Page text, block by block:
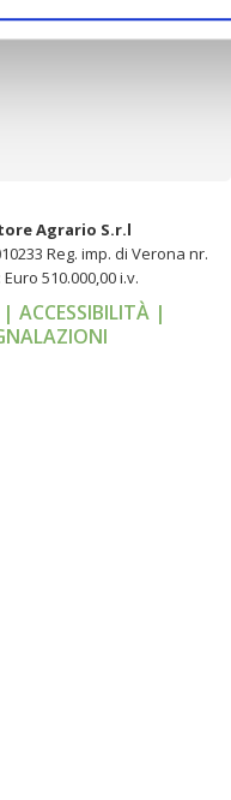
Agrario S.r.l
Reg. imp. di Verona nr.
510.000,00 i.v.
| ACCESSIBILITÀ |